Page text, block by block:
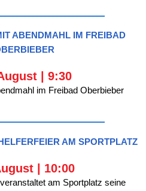
ABENDMAHL IM FREIBAD
| 9:30
im Freibad Oberbieber
AM SPORTPLATZ
| 10:00
am Sportplatz seine